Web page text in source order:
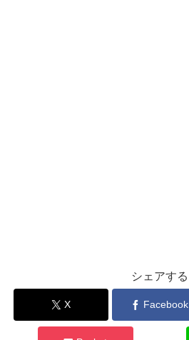
シェアする
X Facebook